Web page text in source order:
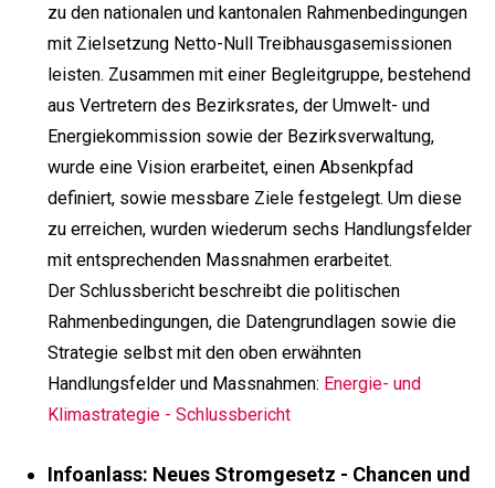
zu den nationalen und kantonalen Rahmenbedingungen
mit Zielsetzung Netto-Null Treibhausgasemissionen
leisten. Zusammen mit einer Begleitgruppe, bestehend
aus Vertretern des Bezirksrates, der Umwelt- und
Energiekommission sowie der Bezirksverwaltung,
wurde eine Vision erarbeitet, einen Absenkpfad
definiert, sowie messbare Ziele festgelegt. Um diese
zu erreichen, wurden wiederum sechs Handlungsfelder
mit entsprechenden Massnahmen erarbeitet.
Der Schlussbericht beschreibt die politischen
Rahmenbedingungen, die Datengrundlagen sowie die
Strategie selbst mit den oben erwähnten
Handlungsfelder und Massnahmen: Energie- und
Klimastrategie - Schlussbericht
Infoanlass: Neues Stromgesetz - Chancen und